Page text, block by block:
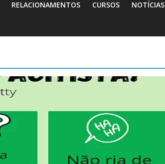
RELACIONAMENTOS CURSOS NOTÍCIAS